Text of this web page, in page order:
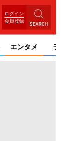
ログイン
会員登録
エンタメ ライ